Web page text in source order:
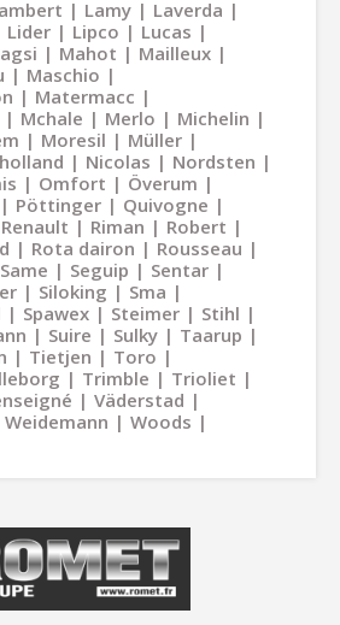
Lamy
Laverda
Lider Lipco
Lucas
Mahot
Mailleux
Maschio
Matermacc
Mchale Merlo
Michelin
Moresil
Müller
Nicolas
Nordsten
Omfort
Överum
Pöttinger
Quivogne
Renault Riman
Robert
Rota dairon
Rousseau
Same Seguip
Sentar
Siloking
Sma
Spawex Steimer
Stihl
Suire Sulky
Taarup
Tietjen
Toro
Trimble
Trioliet
Väderstad
Weidemann
Woods